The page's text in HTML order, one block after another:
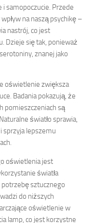
i samopoczucie. Przede
na naszą psychikę –
nastrój, co jest
Dzieje się tak, ponieważ
znanej jako
oświetlenie zwiększa
Badania pokazują, że
pomieszczeniach są
światło sprawia,
sprzyja lepszemu
oświetlenia jest
światła
sztucznego
do niższych
oświetlenie w
lamp, co jest korzystne